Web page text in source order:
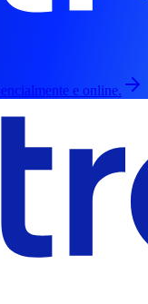
e online.